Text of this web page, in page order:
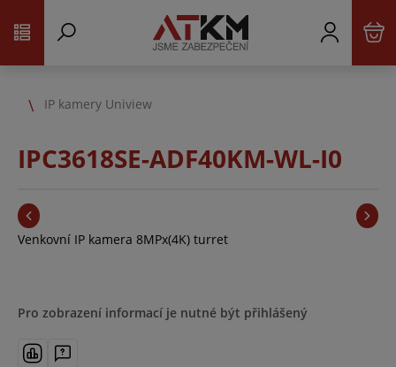
IP kamery Uniview
IPC3618SE-ADF40KM-WL-I0
Venkovní IP kamera 8MPx(4K) turret
Pro zobrazení informací je nutné být přihlášený